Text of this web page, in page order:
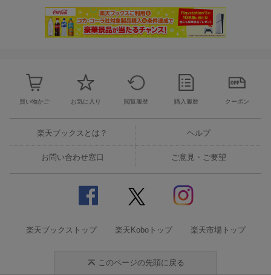
買い物かご お気に入り 閲覧履歴 購入履歴 クーポン
楽天ブックスとは？ ヘルプ
お問い合わせ窓口 ご意見・ご要望
楽天ブックストップ 楽天Koboトップ 楽天市場トップ
このページの先頭に戻る